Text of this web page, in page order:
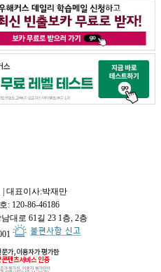
대표이사:박재만
: 120-86-46186
대로 61길 23 1층, 2층